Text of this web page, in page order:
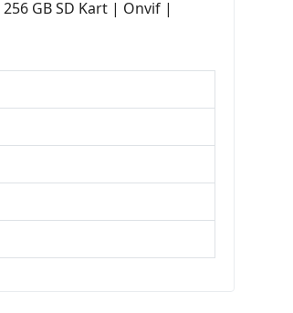
GB SD Kart | Onvif |